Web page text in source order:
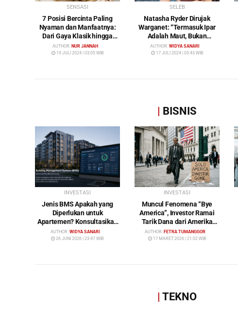
SENSASI
7 Posisi Bercinta Paling
Nyaman dan Manfaatnya:
Dari Gaya Klasik hingga
Gunting
AUTHOR: NUR JANNAH
19 JULI 2024 | 03:05 WIB
SELEB
Natasha Ryder Dirujak
Warganet: “Termasuk Ipar
Adalah Maut, Bukan
Mendamaikan Malah
Menyiram Bensin”
AUTHOR: WIDYA SANARI
17 JULI 2024 | 03:43 WIB
| BISNIS
INVESTASI
Jenis BMS Apakah yang
Diperlukan untuk
Apartemen? Konsultasikan
Keperluan Anda Bersama
Bybamms!
AUTHOR: WIDYA SANARI
26 JUNI 2026 | 23:47 WIB
INVESTASI
Muncul Fenomena “Bye
America”, Investor Ramai
Tarik Dana dari Amerika
Serikat: Wall Street Mulai
Ditinggalkan
AUTHOR: FETRA TUMANGGOR
17 MARET 2026 | 21:02 WIB
| TEKNO